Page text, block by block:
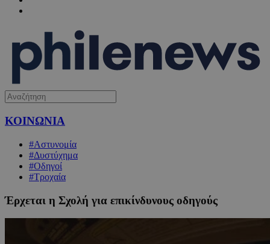
ΚΟΙΝΩΝΙΑ
#Αστυνομία
#Δυστύχημα
#Οδηγοί
#Τροχαία
Έρχεται η Σχολή για επικίνδυνους οδηγούς